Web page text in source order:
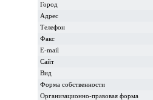
Город
Адрес
Телефон
Факс
E-mail
Сайт
Вид
Форма собственности
Организационно-правовая форма